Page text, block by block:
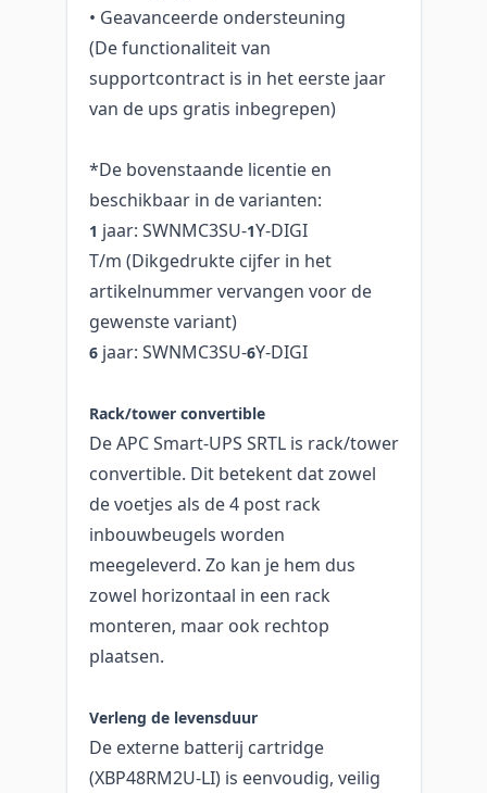
• Geavanceerde ondersteuning
(De functionaliteit van
supportcontract is in het eerste jaar
van de ups gratis inbegrepen)
*De bovenstaande licentie en
beschikbaar in de varianten:
1 jaar: SWNMC3SU-1Y-DIGI
T/m (Dikgedrukte cijfer in het
artikelnummer vervangen voor de
gewenste variant)
6jaar: SWNMC3SU-6Y-DIGI
Rack/tower convertible
De APC Smart-UPS SRTL is rack/tower
convertible. Dit betekent dat zowel
de voetjes als de 4 post rack
inbouwbeugels worden
meegeleverd. Zo kan je hem dus
zowel horizontaal in een rack
monteren, maar ook rechtop
plaatsen.
Verleng de levensduur
De externe batterij cartridge
(XBP48RM2U-LI) is eenvoudig, veilig